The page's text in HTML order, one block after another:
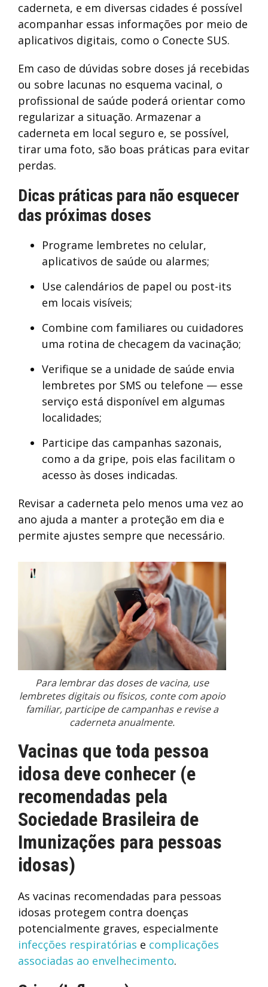
caderneta, e em diversas cidades é possível
acompanhar essas informações por meio de
aplicativos digitais, como o Conecte SUS.
Em caso de dúvidas sobre doses já recebidas
ou sobre lacunas no esquema vacinal, o
profissional de saúde poderá orientar como
regularizar a situação. Armazenar a
caderneta em local seguro e, se possível,
tirar uma foto, são boas práticas para evitar
perdas.
Dicas práticas para não esquecer
das próximas doses
Programe lembretes no celular,
aplicativos de saúde ou alarmes;
Use calendários de papel ou post-its
em locais visíveis;
Combine com familiares ou cuidadores
uma rotina de checagem da vacinação;
Verifique se a unidade de saúde envia
lembretes por SMS ou telefone — esse
serviço está disponível em algumas
localidades;
Participe das campanhas sazonais,
como a da gripe, pois elas facilitam o
acesso às doses indicadas.
Revisar a caderneta pelo menos uma vez ao
ano ajuda a manter a proteção em dia e
permite ajustes sempre que necessário.
Para lembrar das doses de vacina, use
lembretes digitais ou físicos, conte com apoio
familiar, participe de campanhas e revise a
caderneta anualmente.
Vacinas que toda pessoa
idosa deve conhecer (e
recomendadas pela
Sociedade Brasileira de
Imunizações para pessoas
idosas)
As vacinas recomendadas para pessoas
idosas protegem contra doenças
potencialmente graves, especialmente
infecções respiratórias e complicações
associadas ao envelhecimento.